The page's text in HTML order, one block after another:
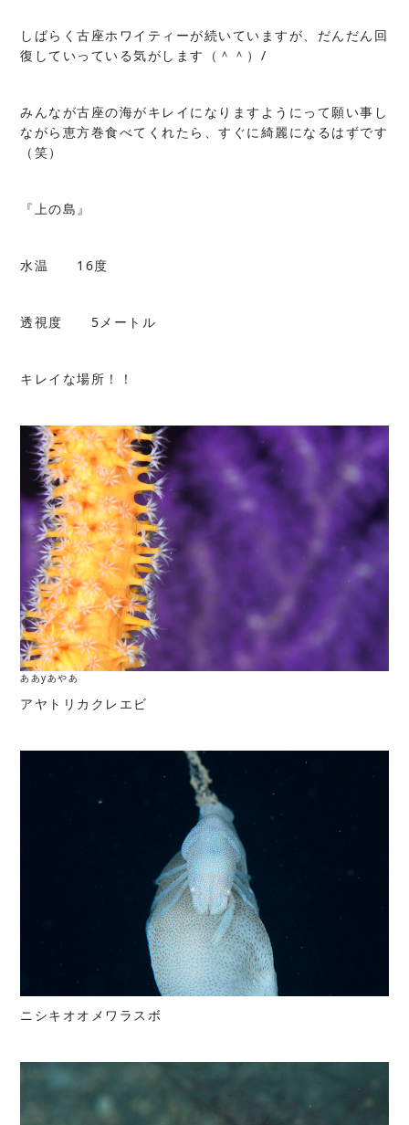
しばらく古座ホワイティーが続いていますが、だんだん回
復していっている気がします（＾＾）/
みんなが古座の海がキレイになりますようにって願い事し
ながら恵方巻食べてくれたら、すぐに綺麗になるはずです
（笑）
『上の島』
水温 16度
透視度 5メートル
キレイな場所！！
ああyあやあ
アヤトリカクレエビ
ニシキオオメワラスボ